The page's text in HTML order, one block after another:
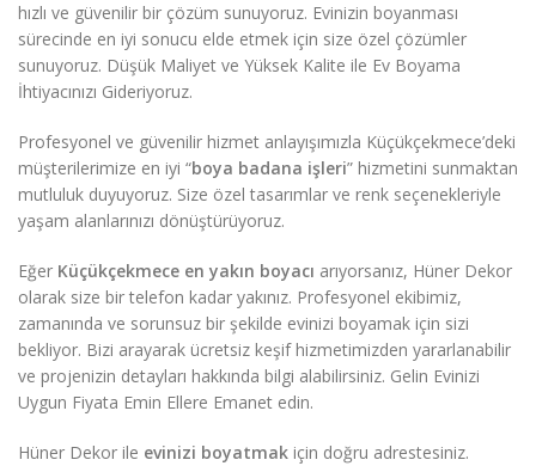
hızlı ve güvenilir bir çözüm sunuyoruz. Evinizin boyanması
sürecinde en iyi sonucu elde etmek için size özel çözümler
sunuyoruz. Düşük Maliyet ve Yüksek Kalite ile Ev Boyama
İhtiyacınızı Gideriyoruz.
Profesyonel ve güvenilir hizmet anlayışımızla Küçükçekmece’deki
müşterilerimize en iyi “boya badana işleri” hizmetini sunmaktan
mutluluk duyuyoruz. Size özel tasarımlar ve renk seçenekleriyle
yaşam alanlarınızı dönüştürüyoruz.
Eğer Küçükçekmece en yakın boyacı arıyorsanız, Hüner Dekor
olarak size bir telefon kadar yakınız. Profesyonel ekibimiz,
zamanında ve sorunsuz bir şekilde evinizi boyamak için sizi
bekliyor. Bizi arayarak ücretsiz keşif hizmetimizden yararlanabilir
ve projenizin detayları hakkında bilgi alabilirsiniz. Gelin Evinizi
Uygun Fiyata Emin Ellere Emanet edin.
Hüner Dekor ile evinizi boyatmak için doğru adrestesiniz.